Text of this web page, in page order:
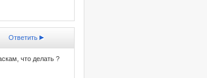
Ответить
что делать ?